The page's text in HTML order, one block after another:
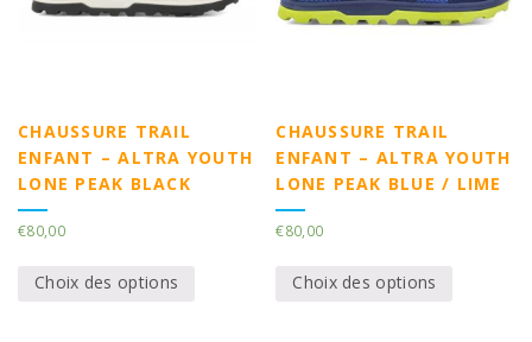
CHAUSSURE TRAIL
ENFANT – ALTRA YOUTH
LONE PEAK BLACK
€80,00
Choix des options
CHAUSSURE TRAIL
ENFANT – ALTRA YOUTH
LONE PEAK BLUE / LIME
€80,00
Choix des options